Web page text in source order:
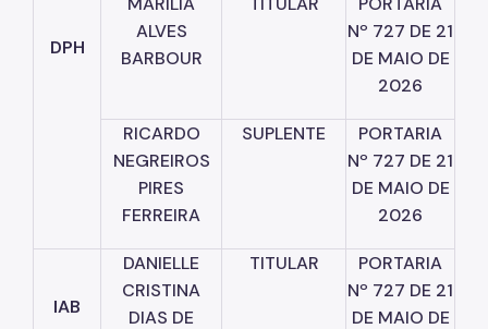
DPH
ALVES
BARBOUR
Nº 727 DE 21
DE MAIO DE
2026
RICARDO
NEGREIROS
PIRES
FERREIRA
SUPLENTE
PORTARIA
Nº 727 DE 21
DE MAIO DE
2026
IAB
DANIELLE
CRISTINA
DIAS DE
TITULAR
PORTARIA
Nº 727 DE 21
DE MAIO DE